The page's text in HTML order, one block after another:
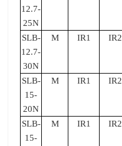
12.7-
25N
SLB-
12.7-
30N
M IR1 IR2
SLB-
15-
20N
M IR1 IR2
SLB-
15-
M IR1 IR2